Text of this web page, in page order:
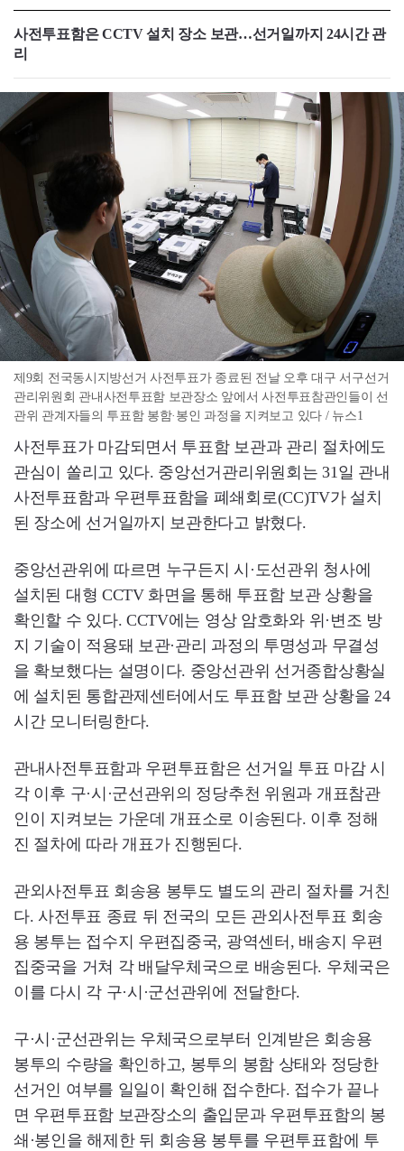
사전투표함은 CCTV 설치 장소 보관…선거일까지 24시간 관
리
제9회 전국동시지방선거 사전투표가 종료된 전날 오후 대구 서구선거
관리위원회 관내사전투표함 보관장소 앞에서 사전투표참관인들이 선
관위 관계자들의 투표함 봉함·봉인 과정을 지켜보고 있다 / 뉴스1
사전투표가 마감되면서 투표함 보관과 관리 절차에도
관심이 쏠리고 있다. 중앙선거관리위원회는 31일 관내
사전투표함과 우편투표함을 폐쇄회로(CC)TV가 설치
된 장소에 선거일까지 보관한다고 밝혔다.
중앙선관위에 따르면 누구든지 시·도선관위 청사에
설치된 대형 CCTV 화면을 통해 투표함 보관 상황을
확인할 수 있다. CCTV에는 영상 암호화와 위·변조 방
지 기술이 적용돼 보관·관리 과정의 투명성과 무결성
을 확보했다는 설명이다. 중앙선관위 선거종합상황실
에 설치된 통합관제센터에서도 투표함 보관 상황을 24
시간 모니터링한다.
관내사전투표함과 우편투표함은 선거일 투표 마감 시
각 이후 구·시·군선관위의 정당추천 위원과 개표참관
인이 지켜보는 가운데 개표소로 이송된다. 이후 정해
진 절차에 따라 개표가 진행된다.
관외사전투표 회송용 봉투도 별도의 관리 절차를 거친
다. 사전투표 종료 뒤 전국의 모든 관외사전투표 회송
용 봉투는 접수지 우편집중국, 광역센터, 배송지 우편
집중국을 거쳐 각 배달우체국으로 배송된다. 우체국은
이를 다시 각 구·시·군선관위에 전달한다.
구·시·군선관위는 우체국으로부터 인계받은 회송용
봉투의 수량을 확인하고, 봉투의 봉함 상태와 정당한
선거인 여부를 일일이 확인해 접수한다. 접수가 끝나
면 우편투표함 보관장소의 출입문과 우편투표함의 봉
쇄·봉인을 해제한 뒤 회송용 봉투를 우편투표함에 투